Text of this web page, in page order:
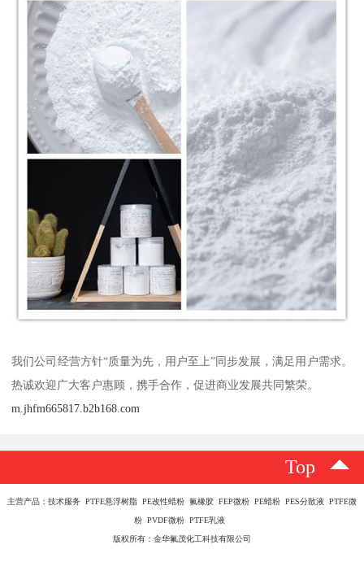
我们公司经营方针“质量为先，用户至上”同步发展，满足用户需求。
热诚欢迎广大客户惠顾，携手合作，促进商业发展共同繁荣。
m.jhfm665817.b2b168.com
Top
主营产品：技术服务 PTFE悬浮树脂 PE改性蜡粉 氟橡胶 FEP微粉 PE蜡粉 PES分散液 PTFE微
粉 PVDF微粉 PTFE乳液
版权所有：金华氟茂化工科技有限公司